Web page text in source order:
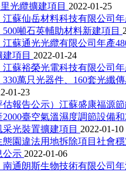
光纜擴建項目 2022-01-25
江蘇仙岳材料科技有限公司
噸石英輔助材料新建項目
江蘇通光光纜有限公司年產
項目 2022-01-24
江蘇裕榮光電科技有限公司
萬只光器件、160套光纖
01-23
估報告公示）江蘇盛康福源
臺空氣溫濕度調節設備
光裝置擴建項目 2022-01-10
態園違法用地拆除項目社會
公示 2022-01-06
南通朗斯生物技術有限公司